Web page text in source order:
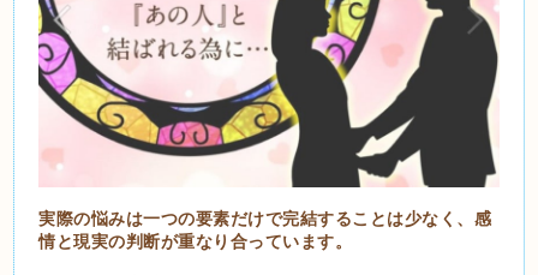
実際の悩みは一つの要素だけで完結することは少なく、感
情と現実の判断が重なり合っています。